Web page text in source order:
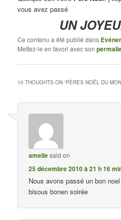
vous avez passé
UN
Ce contenu a été publié dans
Mettez-le en favori avec son
10 THOUGHTS ON “PÈRES NOËL DU
ameliesaid on
25 décembre 2010 à 21 h 16
Nous avons passé un bon
bisous bonen soirée